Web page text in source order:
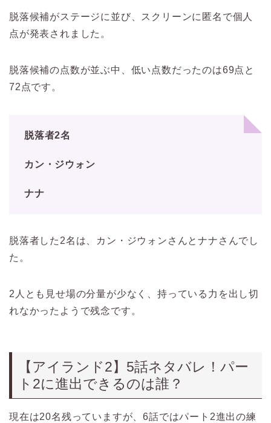
脱落候補がステージに並び、スクリーンに匿名で個人
点が発表されました。
脱落候補の点数が並ぶ中、低い点数だったのは69点と
72点です。
脱落者2名
カン・ジウォン
ナナ
脱落者した2名は、カン・ジウォンさんとナナさんでし
た。
2人とも見せ場の分量が少なく、持っている力を出し切
れなかったようで残念です。
【アイランド2】5話ネタバレ！パー
ト2に進出できるのは誰？
現在は20名残っていますが、6話ではパート2進出の練